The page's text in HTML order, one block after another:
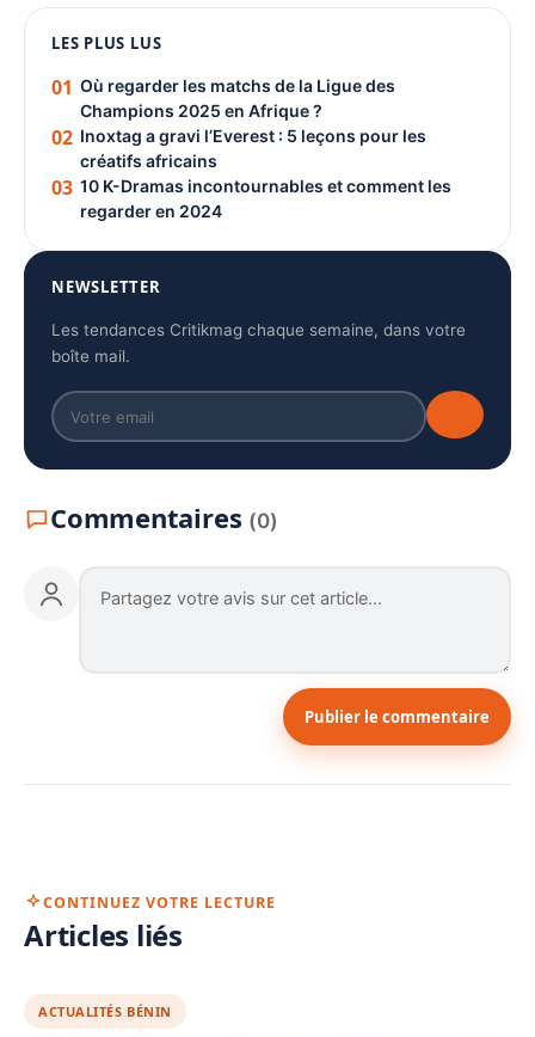
PUBLICITÉ
LES PLUS LUS
01 Où regarder les matchs de la Ligue des
Champions 2025 en Afrique ?
02 Inoxtag a gravi l’Everest : 5 leçons pour les
créatifs africains
03 10 K-Dramas incontournables et comment les
regarder en 2024
NEWSLETTER
Les tendances Critikmag chaque semaine, dans votre
boîte mail.
Commentaires (0)
Publier le commentaire
CONTINUEZ VOTRE LECTURE
Articles liés
ACTUALITÉS BÉNIN